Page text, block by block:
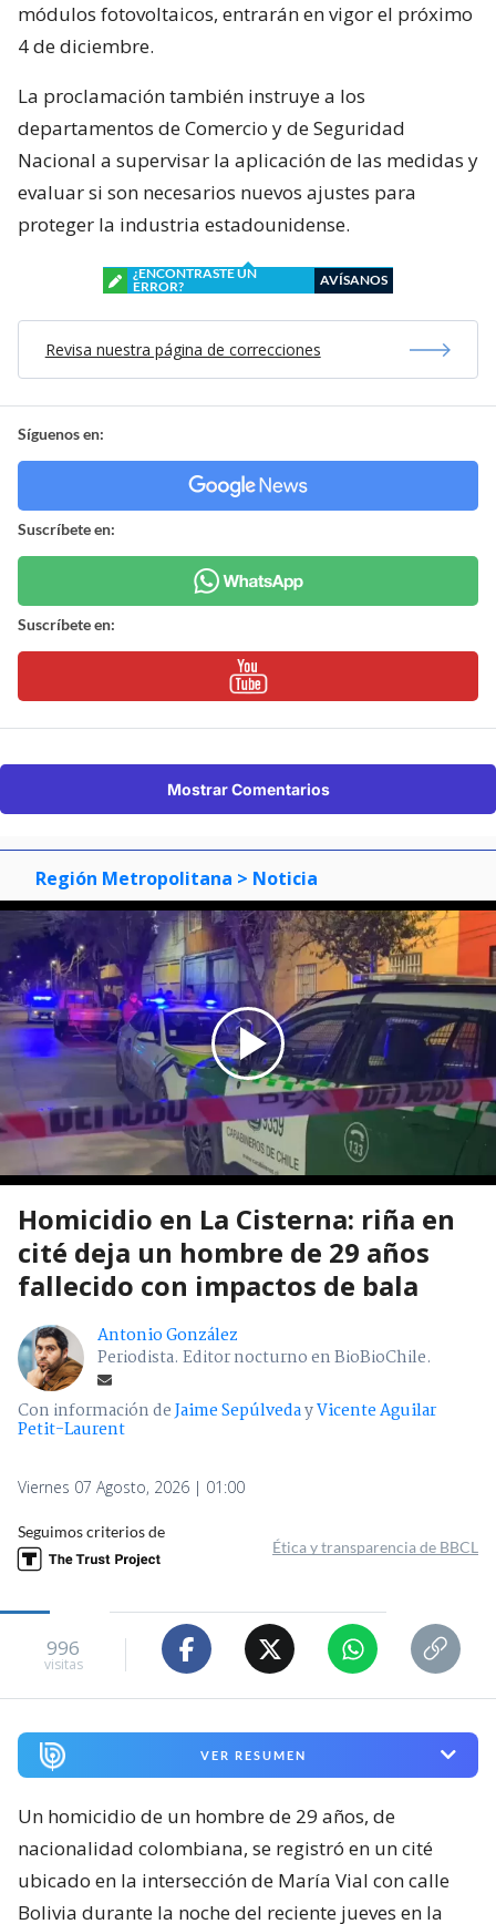
módulos fotovoltaicos, entrarán en vigor el próximo
4 de diciembre.
La proclamación también instruye a los
departamentos de Comercio y de Seguridad
Nacional a supervisar la aplicación de las medidas y
evaluar si son necesarios nuevos ajustes para
proteger la industria estadounidense.
¿ENCONTRASTE UN
ERROR?
AVÍSANOS
Revisa nuestra página de correcciones
Síguenos en:
Suscríbete en:
Suscríbete en:
Mostrar Comentarios
Región Metropolitana > Noticia
Homicidio en La Cisterna: riña en
cité deja un hombre de 29 años
fallecido con impactos de bala
Antonio González
Periodista. Editor nocturno en BioBioChile.
Con información deJaime SepúlvedayVicente Aguilar
Petit-Laurent
Viernes 07 Agosto, 2026 | 01:00
Seguimos criterios de
Ética y transparencia de BBCL
996
visitas
VER RESUMEN
Un homicidio de un hombre de 29 años, de
nacionalidad colombiana, se registró en un cité
ubicado en la intersección de María Vial con calle
Bolivia durante la noche del reciente jueves en la